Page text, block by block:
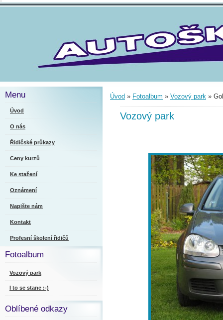
Úvod » Fotoalbum » Vozový park »
Vozový park
Menu
Úvod
O nás
Řidičské průkazy
Ceny kurzů
Ke stažení
Oznámení
Napište nám
Kontakt
Profesní školení řidičů
Fotoalbum
Vozový park
I to se stane :-)
Oblíbené odkazy